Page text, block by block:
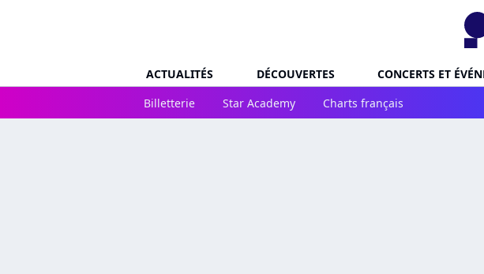
ACTUALITÉS DÉCOUVERTES CONCERTS ET
Billetterie
Star Academy Charts français